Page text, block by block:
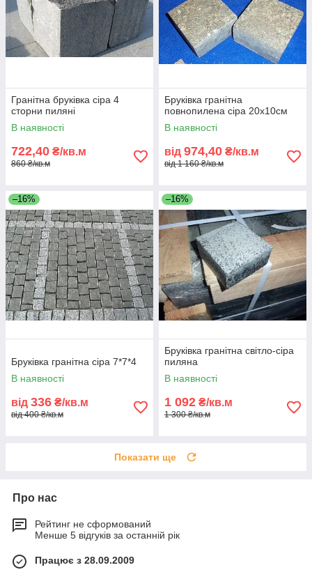
Гранітна бруківка сіра 4
сторни пиляні
В наявності
722,40 ₴/кв.м
860 ₴/кв.м
Бруківка гранітна
повнопилена сіра 20х10см
В наявності
від 974,40 ₴/кв.м
від 1 160 ₴/кв.м
–16%
Бруківка гранітна сіра 7*7*4
В наявності
від 336 ₴/кв.м
від 400 ₴/кв.м
–16%
Бруківка гранітна світло-сіра
пиляна
В наявності
1 092 ₴/кв.м
1 300 ₴/кв.м
Показати ще
Про нас
Рейтинг не сформований
Менше 5 відгуків за останній рік
Працює з 28.09.2009